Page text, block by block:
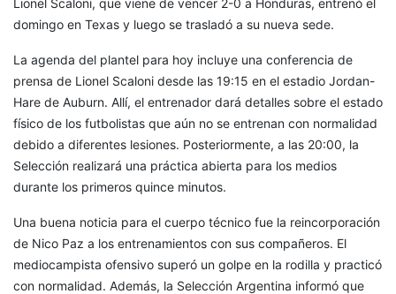
domingo en Texas y luego se trasladó a su nueva sede.
La agenda del plantel para hoy incluye una conferencia de
prensa de Lionel Scaloni desde las 19:15 en el estadio Jordan-
Hare de Auburn. Allí, el entrenador dará detalles sobre el estado
físico de los futbolistas que aún no se entrenan con normalidad
debido a diferentes lesiones. Posteriormente, a las 20:00, la
Selección realizará una práctica abierta para los medios
durante los primeros quince minutos.
Una buena noticia para el cuerpo técnico fue la reincorporación
de Nico Paz a los entrenamientos con sus compañeros. El
mediocampista ofensivo superó un golpe en la rodilla y practicó
con normalidad. Además, la Selección Argentina informó que